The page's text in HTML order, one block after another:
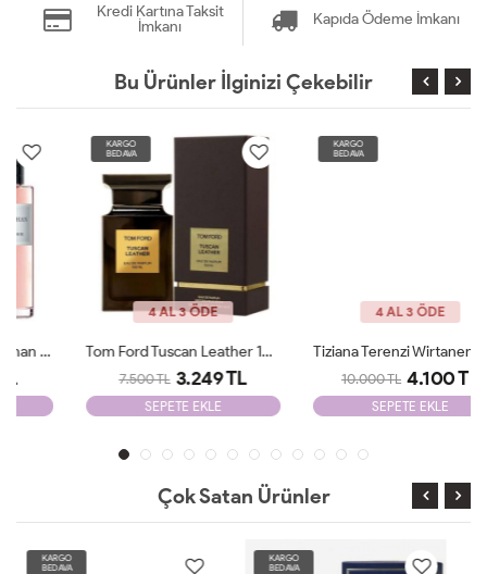
Kredi Kartına Taksit
İmkanı
Kapıda Ödeme İmkanı
Bu Ürünler İlginizi Çekebilir
4 AL 3 ÖDE
Tom Ford Tuscan Leather 100 Ml JLT
3.249 TL
SEPETE EKLE
4 AL 3 ÖDE
Tiziana Terenzi Wirtanen 100 Ml Unisex Parfüm JLT
10.000 TL 4.100 TL
SEPETE EKLE
Çok Satan Ürünler
KARGO
BEDAVA
KARGO
BEDAVA